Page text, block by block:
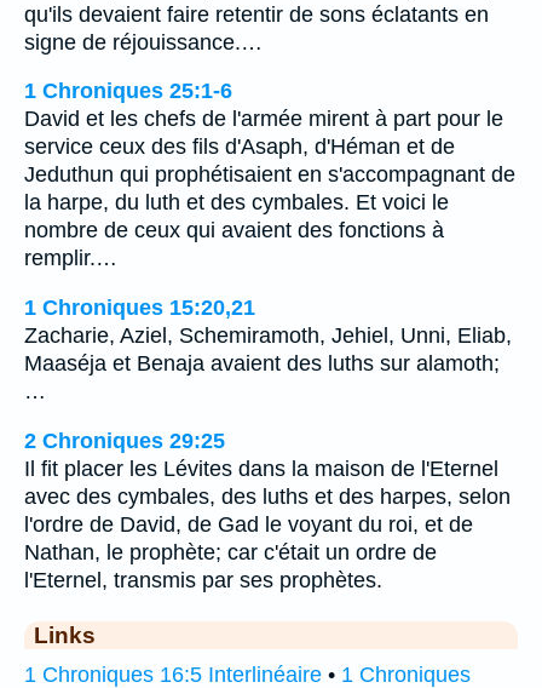
qu'ils devaient faire retentir de sons éclatants en
signe de réjouissance.…
1 Chroniques 25:1-6
David et les chefs de l'armée mirent à part pour le
service ceux des fils d'Asaph, d'Héman et de
Jeduthun qui prophétisaient en s'accompagnant de
la harpe, du luth et des cymbales. Et voici le
nombre de ceux qui avaient des fonctions à
remplir.…
1 Chroniques 15:20,21
Zacharie, Aziel, Schemiramoth, Jehiel, Unni, Eliab,
Maaséja et Benaja avaient des luths sur alamoth;
…
2 Chroniques 29:25
Il fit placer les Lévites dans la maison de l'Eternel
avec des cymbales, des luths et des harpes, selon
l'ordre de David, de Gad le voyant du roi, et de
Nathan, le prophète; car c'était un ordre de
l'Eternel, transmis par ses prophètes.
Links
1 Chroniques 16:5 Interlinéaire • 1 Chroniques